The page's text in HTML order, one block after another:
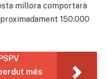
millora comportarà
150.000
més